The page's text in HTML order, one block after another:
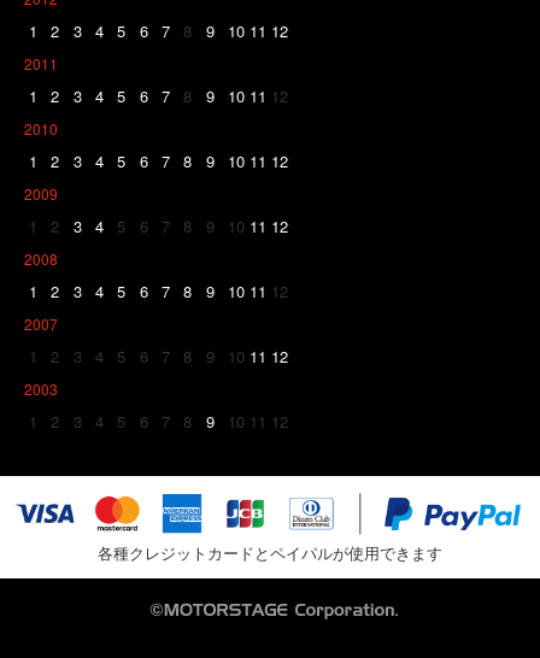
1 2 3 4 5 6 7 8 9 10 11 12
2011
1 2 3 4 5 6 7 8 9 10 11 12
2010
1 2 3 4 5 6 7 8 9 10 11 12
2009
1 2 3 4 5 6 7 8 9 10 11 12
2008
1 2 3 4 5 6 7 8 9 10 11 12
2007
1 2 3 4 5 6 7 8 9 10 11 12
2003
1 2 3 4 5 6 7 8 9 10 11 12
各種クレジットカードとペイパルが使用できます